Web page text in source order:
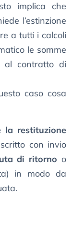
implica che
l’estinzione
a tutti i calcoli
le somme
al contratto di
caso cosa
la restituzione
con invio
di ritorno o
in modo da